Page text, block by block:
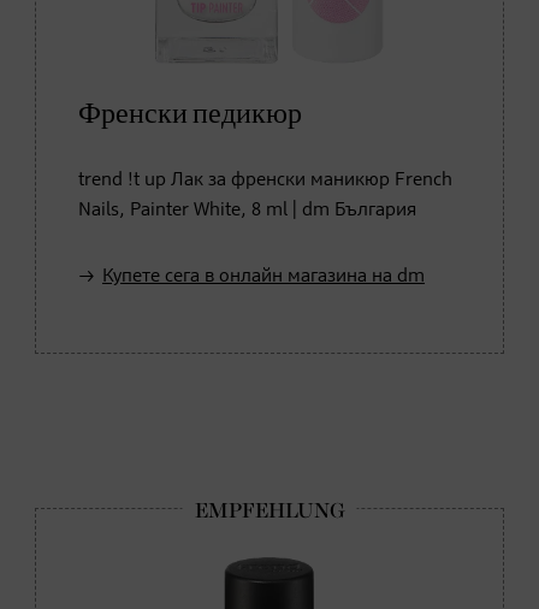
Френски педикюр
trend !t up Лак за френски маникюр French
Nails, Painter White, 8 ml | dm България
Купете сега в онлайн магазина на dm